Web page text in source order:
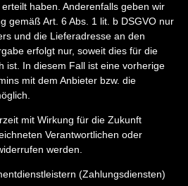
haben. Anderenfalls geben wir
gemäß Art. 6 Abs. 1 lit. b DSGVO nur
und die Lieferadresse an den
erfolgt nur, soweit dies für die
ist. In diesem Fall ist eine vorherige
mit dem Anbieter bzw. die
mit Wirkung für die Zukunft
Verantwortlichen oder
werden.
(Zahlungsdiensten)